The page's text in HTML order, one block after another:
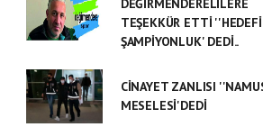
DEĞİRMENDERELİLERE
TEŞEKKÜR ETTİ
ŞAMPİYONLUK' DEDİ..
CİNAYET ZANLISI
MESELESİ'DEDİ